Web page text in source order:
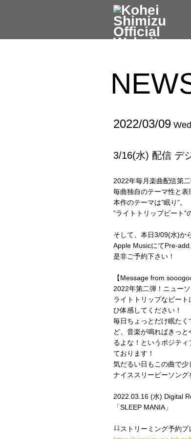
2022/03/09 Wed
3/16(水) 配信 デ
2022年毎月楽曲配信第
毎曲独自のテーマ性と表
本作のテーマは”眠り”。
”ライトトリップビート”
そして、本日3/09(水)か
Apple MusicにてPre-
是非ご予約下さい！
【Message from
2022年第二弾！ニュー
ライトトリップなビー
ひ体感してください！
毎日ちょっとだけ眠た
ど、音楽が鳴ればきっ
るよな！というポジテ
ております！
気だるい日もこの曲で少
ナイススリーピーソング
2022.03.16 (水) Digital
「SLEEP MANIA」
⇩⇩ストリーミング予約